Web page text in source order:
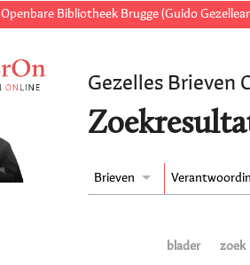
Openbare Bibliotheek Brugge (Guido
Gezelles Brieven
Brieven
blader zoek